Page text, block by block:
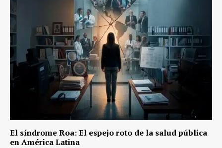
El síndrome Roa: El espejo roto de la salud pública
en América Latina